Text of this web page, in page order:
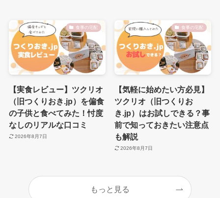
食事の宅配
【実食レビュー】ツクリオ
（旧つくりおき.jp）を偏食
の子供と食べてみた！忖度
なしのリアルな口コミ
2026年8月7日
食事の宅配
【気軽に始めたい方必見】
ツクリオ（旧つくりお
き.jp）はお試しできる？事
前で知っておきたい注意点
も解説
2026年8月7日
もっと見る